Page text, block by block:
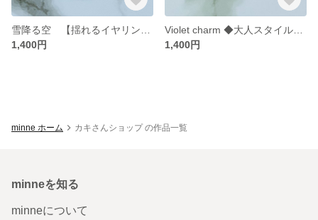
1,400円
1,400円
minne ホーム カキさんショップ の作品一覧
minneを知る
minneについて